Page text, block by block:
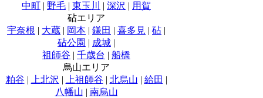
中町 | 野毛 | 東玉川 | 深沢 | 用賀
砧エリア
宇奈根 | 大蔵 | 岡本 | 鎌田 | 喜多見 | 砧 |
砧公園 | 成城 |
祖師谷 | 千歳台 | 船橋
烏山エリア
粕谷 | 上北沢 | 上祖師谷 | 北烏山 | 給田 |
八幡山 | 南烏山